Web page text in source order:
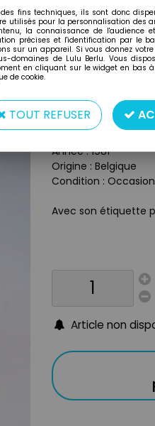
Dakin & Co
GARFIELD -
REF43309
Type : Peluche
Taille : 15cm
Année : 1981
Origine : Belgique
Condition :
Avec son étiquette
Article non
fins techniques, ils sont donc
utilisés pour la personnalisation des
la connaissance de l'audience
précises et l'identification par le
sur un appareil. Si vous donnez
domaines de Lulu Berlu. Vous
en cliquant sur le widget en bas
de cookie.
TOUT REFUSER